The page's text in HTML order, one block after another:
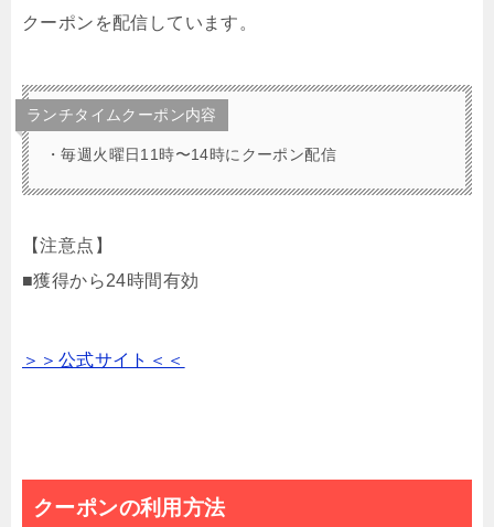
クーポン を配信しています。
ランチタイムクーポン内容
・毎週火曜日11時〜14時にクーポン配信
【注意点】
■獲得から24時間有効
＞＞公式サイト＜＜
クーポンの利用方法